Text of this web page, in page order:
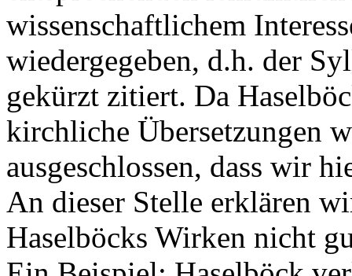
wissenschaftlichem
wiedergegeben, d.h. der
gekürzt zitiert. Da
kirchliche Übersetzungen
ausgeschlossen, dass wir
An dieser Stelle erklären
Haselböcks Wirken nicht